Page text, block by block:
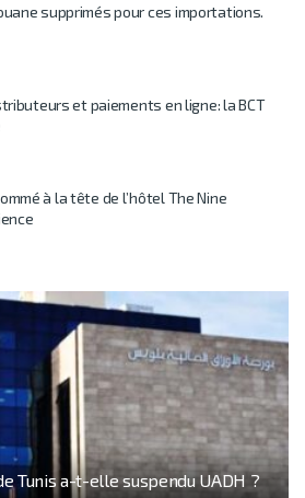
supprimés pour ces importations.
et paiements en ligne: la BCT
à la tête de l’hôtel The Nine
Tunis a-t-elle suspendu UADH ?